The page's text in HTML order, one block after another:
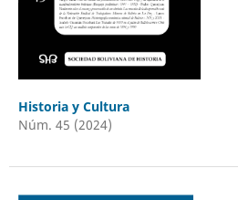
Historia y Cultura
Núm. 45 (2024)